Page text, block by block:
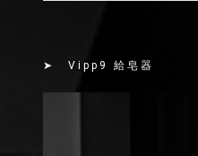
➤ Vipp9 給皂器